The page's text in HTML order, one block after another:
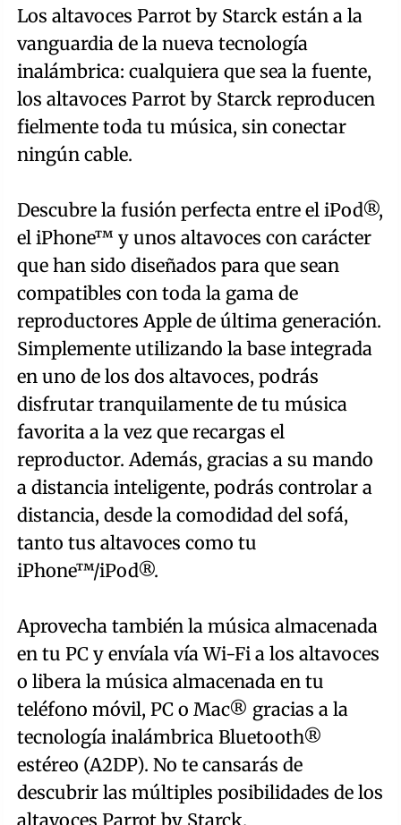
Los altavoces Parrot by Starck están a la
vanguardia de la nueva tecnología
inalámbrica: cualquiera que sea la fuente,
los altavoces Parrot by Starck reproducen
fielmente toda tu música, sin conectar
ningún cable.
Descubre la fusión perfecta entre el iPod®,
el iPhone™ y unos altavoces con carácter
que han sido diseñados para que sean
compatibles con toda la gama de
reproductores Apple de última generación.
Simplemente utilizando la base integrada
en uno de los dos altavoces, podrás
disfrutar tranquilamente de tu música
favorita a la vez que recargas el
reproductor. Además, gracias a su mando
a distancia inteligente, podrás controlar a
distancia, desde la comodidad del sofá,
tanto tus altavoces como tu
iPhone™/iPod®.
Aprovecha también la música almacenada
en tu PC y envíala vía Wi-Fi a los altavoces
o libera la música almacenada en tu
teléfono móvil, PC o Mac® gracias a la
tecnología inalámbrica Bluetooth®
estéreo (A2DP). No te cansarás de
descubrir las múltiples posibilidades de los
altavoces Parrot by Starck.